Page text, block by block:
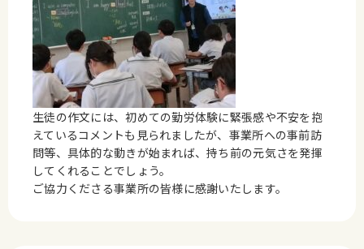
生徒の作文には、初めての勤労体験に緊張感や不安を抱
えているコメントも見られましたが、事業所への事前訪
問等、具体的な動きが始まれば、持ち前の元気さを発揮
してくれることでしょう。
ご協力くださる事業所の皆様に感謝いたします。